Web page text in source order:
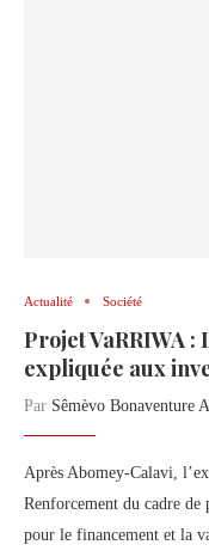
Actualité Société
Projet VaRRIWA :
expliquée aux
Par Sêmèvo Bonaventure
Après Abomey-Calavi,
Renforcement du cadre de
pour le financement et la